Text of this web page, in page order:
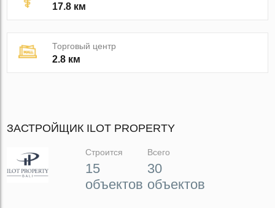
17.8 км
Торговый центр
2.8 км
ЗАСТРОЙЩИК ILOT PROPERTY
Строится
15
объектов
Всего
30
объектов